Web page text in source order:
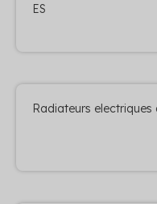
ES
Radiateurs electriques